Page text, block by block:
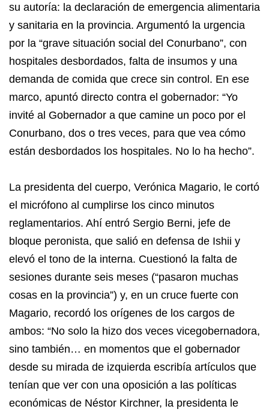
su autoría: la declaración de emergencia alimentaria
y sanitaria en la provincia. Argumentó la urgencia
por la “grave situación social del Conurbano”, con
hospitales desbordados, falta de insumos y una
demanda de comida que crece sin control. En ese
marco, apuntó directo contra el gobernador: “Yo
invité al Gobernador a que camine un poco por el
Conurbano, dos o tres veces, para que vea cómo
están desbordados los hospitales. No lo ha hecho”.
La presidenta del cuerpo, Verónica Magario, le cortó
el micrófono al cumplirse los cinco minutos
reglamentarios. Ahí entró Sergio Berni, jefe de
bloque peronista, que salió en defensa de Ishii y
elevó el tono de la interna. Cuestionó la falta de
sesiones durante seis meses (“pasaron muchas
cosas en la provincia”) y, en un cruce fuerte con
Magario, recordó los orígenes de los cargos de
ambos: “No solo la hizo dos veces vicegobernadora,
sino también… en momentos que el gobernador
desde su mirada de izquierda escribía artículos que
tenían que ver con una oposición a las políticas
económicas de Néstor Kirchner, la presidenta le